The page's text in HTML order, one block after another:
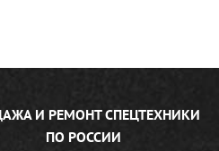
И РЕМОНТСПЕЦТЕХНИКИ
ПО РОССИИ